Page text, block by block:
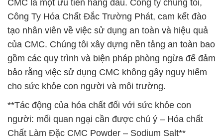
CMC là một ưu tiên hàng đầu. Công ty chúng tôi,
Công Ty Hóa Chất Đắc Trường Phát, cam kết đào
tạo nhân viên về việc sử dụng an toàn và hiệu quả
của CMC. Chúng tôi xây dựng nền tảng an toàn bao
gồm các quy trình và biện pháp phòng ngừa để đảm
bảo rằng việc sử dụng CMC không gây nguy hiểm
cho sức khỏe con người và môi trường.
**Tác động của hóa chất đối với sức khỏe con
người: mối quan ngại cần được chú ý – Hóa chất
Chất Làm Đặc CMC Powder – Sodium Salt**